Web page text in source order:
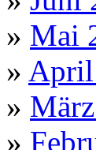
» Mai
»
»
»